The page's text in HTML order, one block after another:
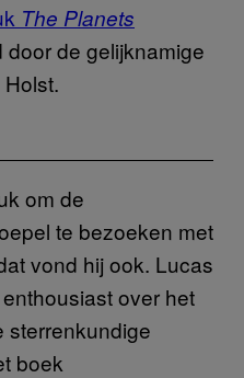
The Planets
door de gelijknamige
om de
te bezoeken met
vond hij ook. Lucas
over het
sterrenkundige
boek